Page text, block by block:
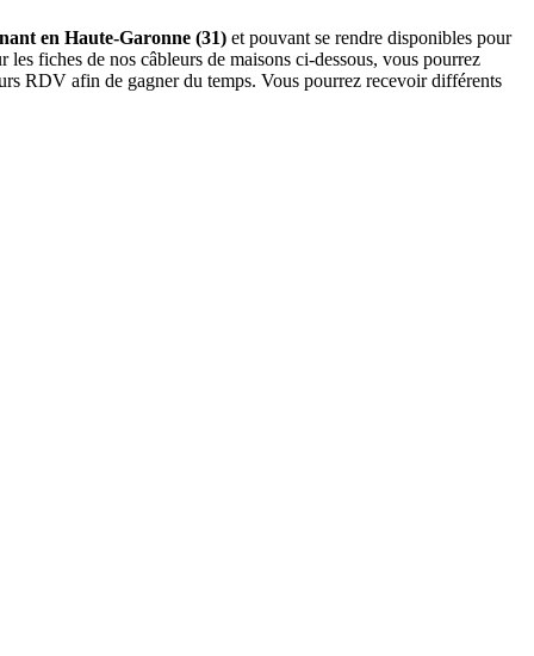
en Haute-Garonne (31) et pouvant se rendre disponibles pour
fiches de nos câbleurs de maisons ci-dessous, vous pourrez
RDV afin de gagner du temps. Vous pourrez recevoir différents